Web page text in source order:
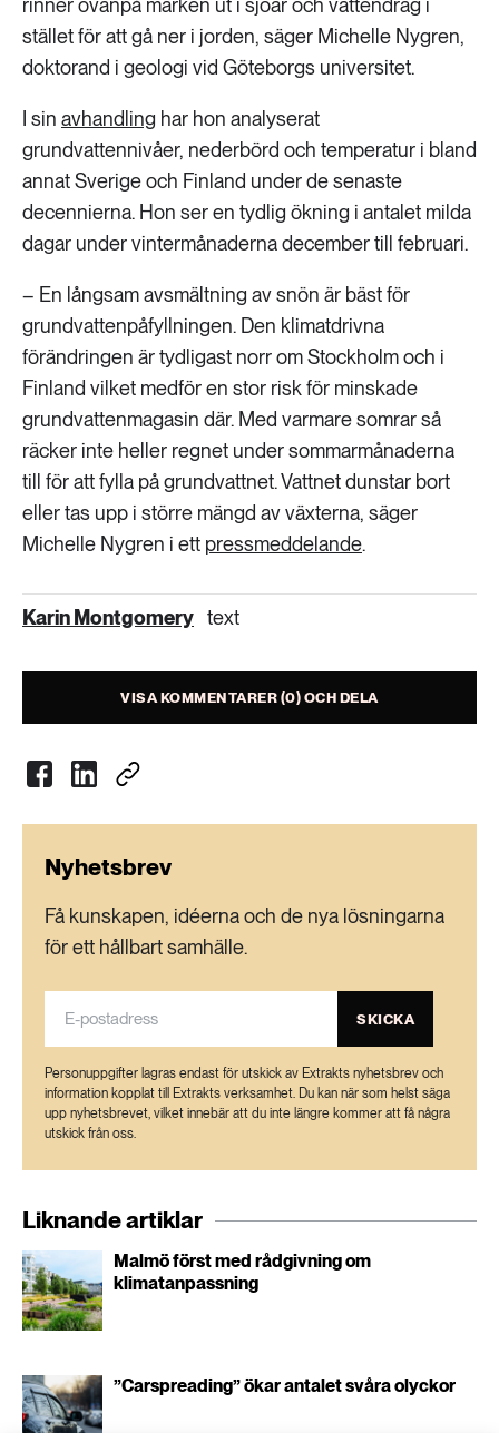
rinner ovanpå marken ut i sjöar och vattendrag i
stället för att gå ner i jorden, säger Michelle Nygren,
doktorand i geologi vid Göteborgs universitet.
I sin avhandling har hon analyserat
grundvattennivåer, nederbörd och temperatur i bland
annat Sverige och Finland under de senaste
decennierna. Hon ser en tydlig ökning i antalet milda
dagar under vintermånaderna december till februari.
– En långsam avsmältning av snön är bäst för
grundvattenpåfyllningen. Den klimatdrivna
förändringen är tydligast norr om Stockholm och i
Finland vilket medför en stor risk för minskade
grundvattenmagasin där. Med varmare somrar så
räcker inte heller regnet under sommarmånaderna
till för att fylla på grundvattnet. Vattnet dunstar bort
eller tas upp i större mängd av växterna, säger
Michelle Nygren i ett pressmeddelande.
Karin Montgomery text
VISA KOMMENTARER (0) OCH DELA
Nyhetsbrev
Få kunskapen, idéerna och de nya lösningarna
för ett hållbart samhälle.
SKICKA
Personuppgifter lagras endast för utskick av Extrakts nyhetsbrev och
information kopplat till Extrakts verksamhet. Du kan när som helst säga
upp nyhetsbrevet, vilket innebär att du inte längre kommer att få några
utskick från oss.
Liknande artiklar
Malmö först med rådgivning om
klimatanpassning
”Carspreading” ökar antalet svåra olyckor